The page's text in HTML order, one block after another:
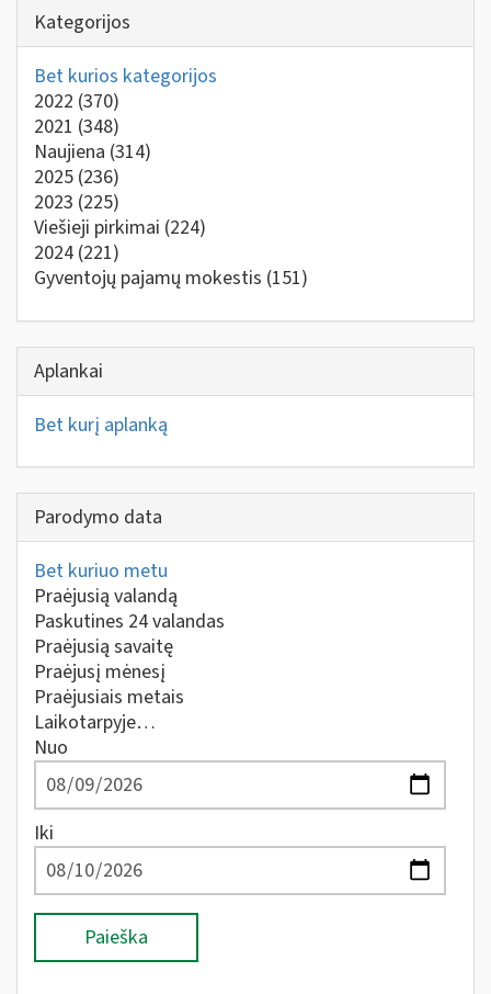
Kategorijos
Bet kurios kategorijos
2022 (370)
2021 (348)
Naujiena (314)
2025 (236)
2023 (225)
Viešieji pirkimai (224)
2024 (221)
Gyventojų pajamų mokestis (151)
Aplankai
Bet kurį aplanką
Parodymo data
Bet kuriuo metu
Praėjusią valandą
Paskutines 24 valandas
Praėjusią savaitę
Praėjusį mėnesį
Praėjusiais metais
Laikotarpyje…
Nuo
Iki
Paieška